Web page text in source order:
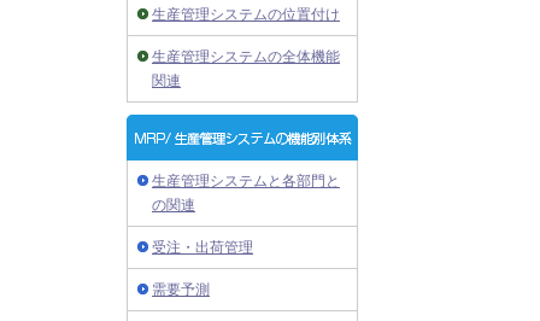
生産管理システムの位置付け
生産管理システムの全体機能
関連
生産管理システムと各部門と
の関連
受注・出荷管理
需要予測